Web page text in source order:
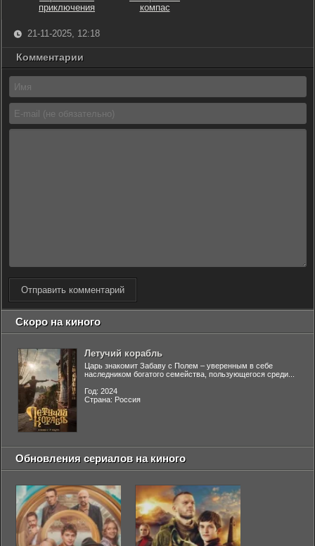
приключения
компас
21-11-2025, 12:18
Комментарии
Отправить комментарий
Скоро на киного
Летучий корабль
Царь знакомит Забаву с Полем – уверенным в себе
наследником богатого семейства, пользующегося среди...
Год: 2024
Страна: Россия
Обновления сериалов на киного